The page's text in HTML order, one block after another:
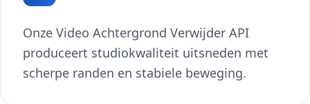
Onze Video Achtergrond Verwijder API
produceert studiokwaliteit uitsneden met
scherpe randen en stabiele beweging.